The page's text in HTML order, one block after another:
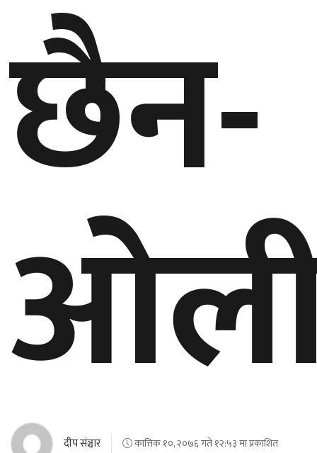
ग्लोबल
गल्फ
अमेरिका
क्यानाडा
अन्य
छैन-
दीप संञ्चार कात्तिक १०, २०७६ गते १२:५३ मा प्रकाशित